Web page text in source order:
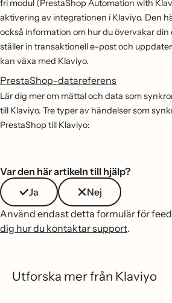
fri modul (PrestaShop Automation with
aktivering av integrationen i Klaviyo. Den
också information om hur du övervakar
ställer in transaktionell e-post och
kan växa med Klaviyo.
PrestaShop-datareferens
Lär dig mer om mättal och data som
till Klaviyo. Tre typer av händelser som
PrestaShop till Klaviyo:
Var den här artikeln till hjälp?
Ja
Nej
Använd endast detta formulär för
dig hur du kontaktar support.
Utforska mer från Klaviyo